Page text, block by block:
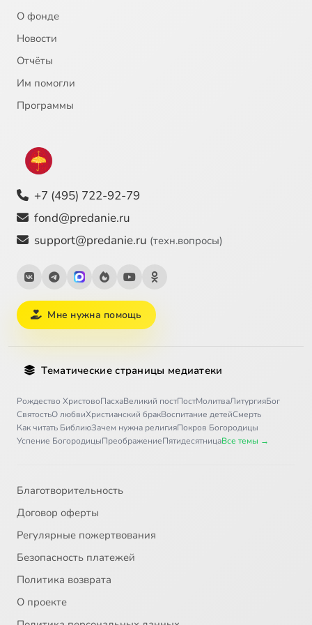
О фонде
Новости
Отчёты
Им помогли
Программы
+7 (495) 722-92-79
fond@predanie.ru
support@predanie.ru (техн.вопросы)
Мне нужна помощь
Тематические страницы медиатеки
Рождество ХристовоПасхаВеликий постПостМолитваЛитургияБог
СвятостьО любвиХристианский бракВоспитание детейСмерть
Как читать БиблиюЗачем нужна религияПокров Богородицы
Успение БогородицыПреображениеПятидесятницаВсе темы →
Благотворительность
Договор оферты
Регулярные пожертвования
Безопасность платежей
Политика возврата
О проекте